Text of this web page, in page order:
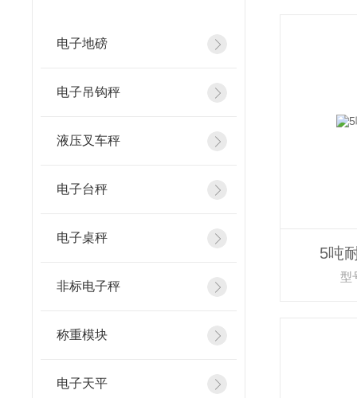
电子地磅
电子吊钩秤
液压叉车秤
电子台秤
电子桌秤
非标电子秤
称重模块
电子天平
5吨
型